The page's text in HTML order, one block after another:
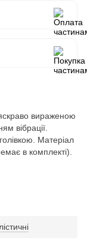
вираженою
вібрації.
Матеріал
в комплекті).